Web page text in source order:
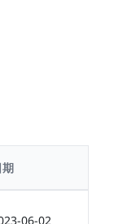
期
06-02